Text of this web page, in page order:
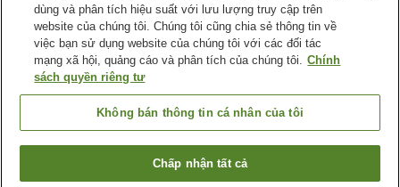
Tuyệt vời Đánh giá:51lượt
Tiện nghi chỗ nghỉ
Giao Hàng Tận Nhà
Máy bán hàng tự động
Giặt ủi có phí
Thành phố Tokyo
Tìm phòng trống
dùng và phân tích hiệu suất với lưu lượng truy cập trên
website của chúng tôi. Chúng tôi cũng chia sẻ thông tin về
việc bạn sử dụng website của chúng tôi với các đối tác
mạng xã hội, quảng cáo và phân tích của chúng tôi. Chính
sách quyền riêng tư
Không bán thông tin cá nhân của tôi
Chấp nhận tất cả